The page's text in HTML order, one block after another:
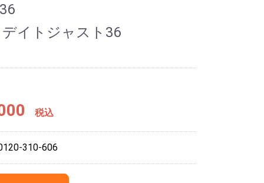
イトジャスト36
税込
310-606